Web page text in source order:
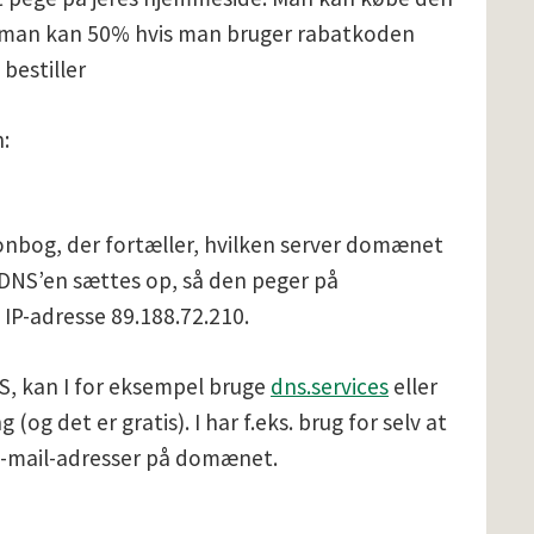
kan 50% hvis man bruger rabatkoden
bestiller
der fortæller, hvilken server domænet
sættes op, så den peger på
adresse 89.188.72.210.
kan I for eksempel bruge dns.services eller
(og det er gratis). I har f.eks. brug for selv at
mail-adresser på domænet.